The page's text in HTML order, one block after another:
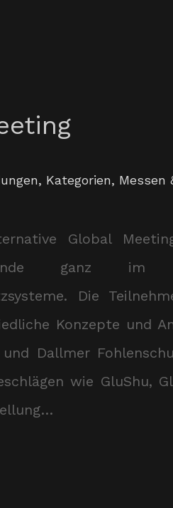
, Kategorien, Messen
Global
ganz im
Die
Konzepte und
Dallmer
wie GluShu,